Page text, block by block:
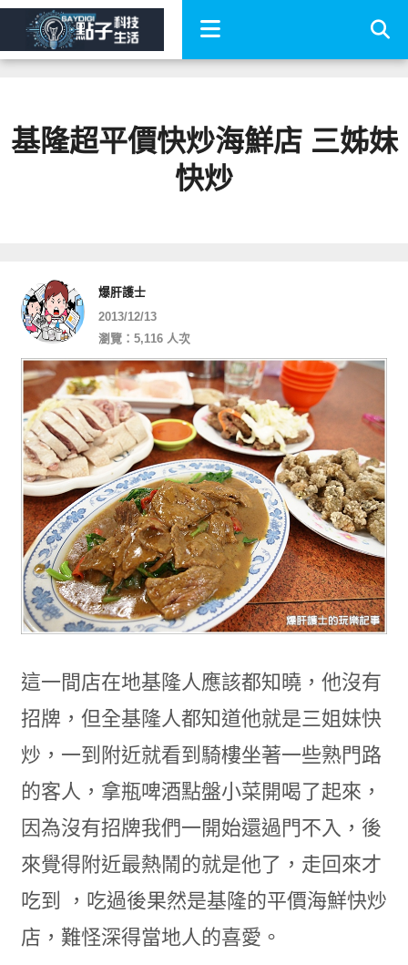
基隆超平價快炒海鮮店 三姊妹
快炒
爆肝護士
2013/12/13
瀏覽：5,116 人次
這一間店在地基隆人應該都知曉，他沒有
招牌，但全基隆人都知道他就是三姐妹快
炒，一到附近就看到騎樓坐著一些熟門路
的客人，拿瓶啤酒點盤小菜開喝了起來，
因為沒有招牌我們一開始還過門不入，後
來覺得附近最熱鬧的就是他了，走回來才
吃到 ，吃過後果然是基隆的平價海鮮快炒
店，難怪深得當地人的喜愛。